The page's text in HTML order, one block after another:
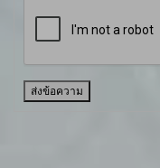
ส่งข้อความ